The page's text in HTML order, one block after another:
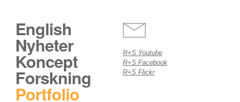
English
Nyheter
Koncept
Forskning
Portfolio
R+S Youtube
R+S Facebook
R+S Flickr